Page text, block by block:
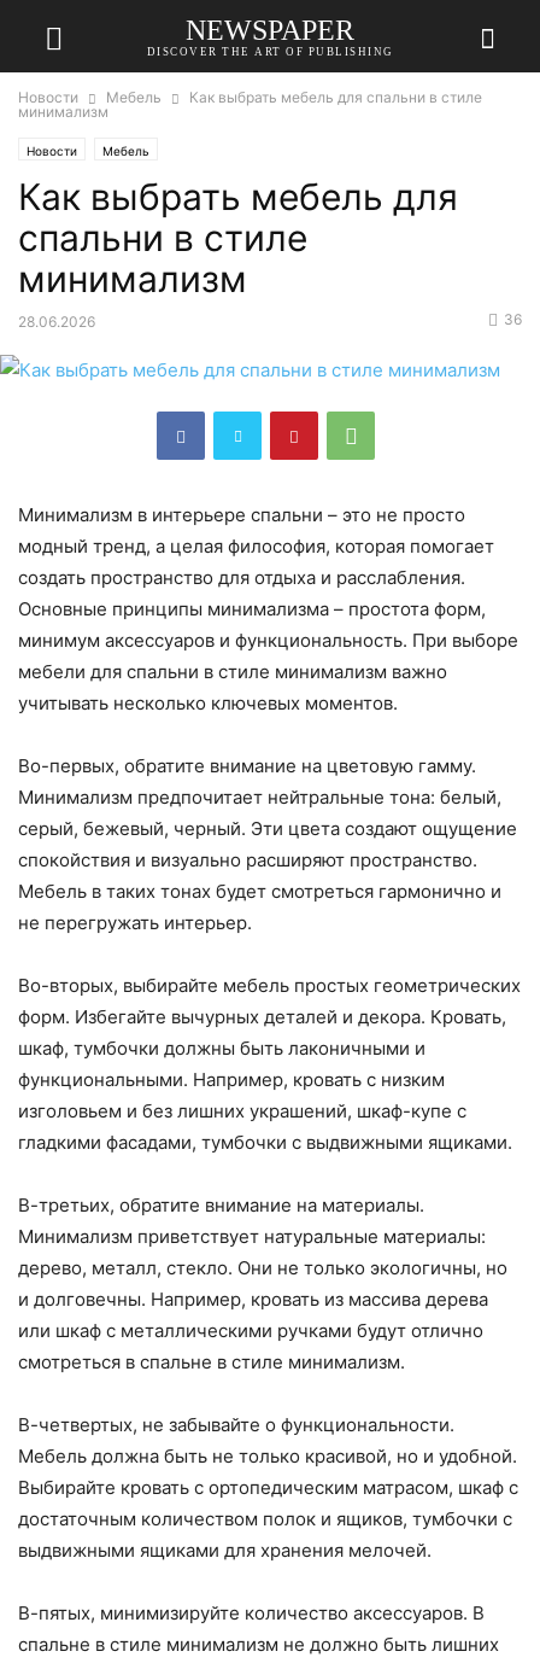
NEWSPAPER
DISCOVER THE ART OF PUBLISHING
Новости Мебель
Как выбрать мебель для спальни в стиле
минимализм
Новости Мебель
Как выбрать мебель для
спальни в стиле
минимализм
28.06.2026 36
Минимализм в интерьере спальни – это не просто
модный тренд, а целая философия, которая помогает
создать пространство для отдыха и расслабления.
Основные принципы минимализма – простота форм,
минимум аксессуаров и функциональность. При выборе
мебели для спальни в стиле минимализм важно
учитывать несколько ключевых моментов.
Во-первых, обратите внимание на цветовую гамму.
Минимализм предпочитает нейтральные тона: белый,
серый, бежевый, черный. Эти цвета создают ощущение
спокойствия и визуально расширяют пространство.
Мебель в таких тонах будет смотреться гармонично и
не перегружать интерьер.
Во-вторых, выбирайте мебель простых геометрических
форм. Избегайте вычурных деталей и декора. Кровать,
шкаф, тумбочки должны быть лаконичными и
функциональными. Например, кровать с низким
изголовьем и без лишних украшений, шкаф-купе с
гладкими фасадами, тумбочки с выдвижными ящиками.
В-третьих, обратите внимание на материалы.
Минимализм приветствует натуральные материалы:
дерево, металл, стекло. Они не только экологичны, но
и долговечны. Например, кровать из массива дерева
или шкаф с металлическими ручками будут отлично
смотреться в спальне в стиле минимализм.
В-четвертых, не забывайте о функциональности.
Мебель должна быть не только красивой, но и удобной.
Выбирайте кровать с ортопедическим матрасом, шкаф с
достаточным количеством полок и ящиков, тумбочки с
выдвижными ящиками для хранения мелочей.
В-пятых, минимизируйте количество аксессуаров. В
спальне в стиле минимализм не должно быть лишних